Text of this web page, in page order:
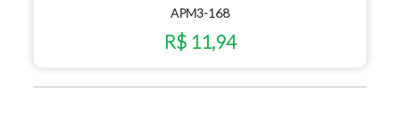
APM3-168
R$ 11,94